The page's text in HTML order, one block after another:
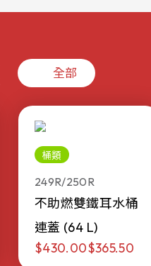
全部
桶類
249R/250R
不助燃雙鐵耳水桶
連蓋 (64 L)
$430.00$365.50